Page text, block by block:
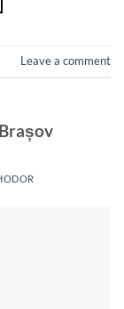
Leave a comment